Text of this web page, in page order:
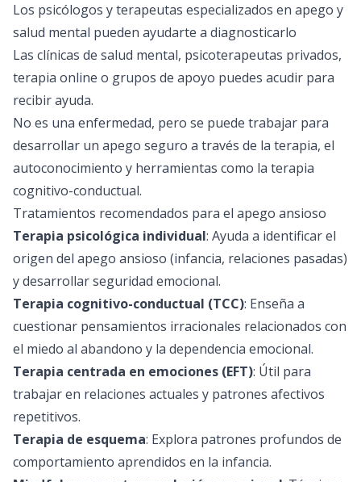
Los psicólogos y terapeutas especializados en apego y
salud mental pueden ayudarte a diagnosticarlo
Las clínicas de salud mental, psicoterapeutas privados,
terapia online o grupos de apoyo puedes acudir para
recibir ayuda.
No es una enfermedad, pero se puede trabajar para
desarrollar un apego seguro a través de la terapia, el
autoconocimiento y herramientas como la terapia
cognitivo-conductual.
Tratamientos recomendados para el apego ansioso
Terapia psicológica individual: Ayuda a identificar el
origen del apego ansioso (infancia, relaciones pasadas)
y desarrollar seguridad emocional.
Terapia cognitivo-conductual (TCC): Enseña a
cuestionar pensamientos irracionales relacionados con
el miedo al abandono y la dependencia emocional.
Terapia centrada en emociones (EFT): Útil para
trabajar en relaciones actuales y patrones afectivos
repetitivos.
Terapia de esquema: Explora patrones profundos de
comportamiento aprendidos en la infancia.